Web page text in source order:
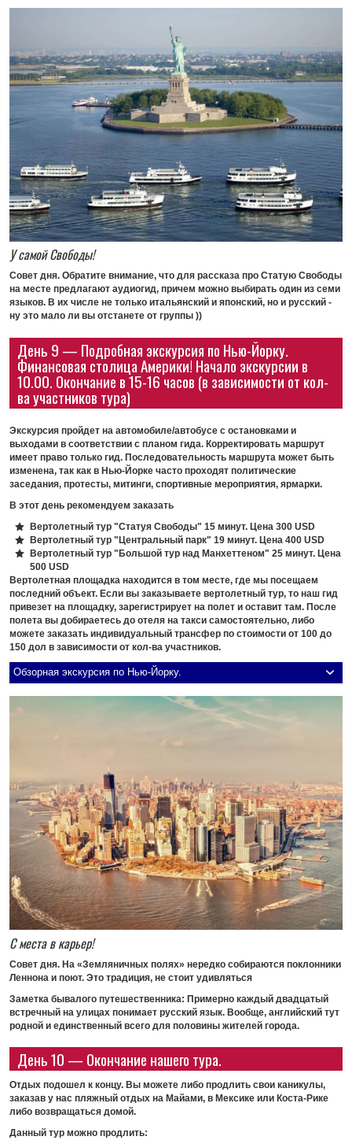
У самой Свободы!
Совет дня. Обратите внимание, что для рассказа про Статую Свободы
на месте предлагают аудиогид, причем можно выбирать один из семи
языков. В их числе не только итальянский и японский, но и русский -
ну это мало ли вы отстанете от группы ))
День 9 — Подробная экскурсия по Нью-Йорку.
Финансовая столица Америки! Начало экскурсии в
10.00. Окончание в 15-16 часов (в зависимости от кол-
ва участников тура)
Экскурсия пройдет на автомобиле/автобусе с остановками и
выходами в соответствии с планом гида. Корректировать маршрут
имеет право только гид. Последовательность маршрута может быть
изменена, так как в Нью-Йорке часто проходят политические
заседания, протесты, митинги, спортивные мероприятия, ярмарки.
В этот день рекомендуем заказать
Вертолетный тур "Статуя Свободы" 15 минут. Цена 300 USD
Вертолетный тур "Центральный парк" 19 минут. Цена 400 USD
Вертолетный тур "Большой тур над Манхеттеном" 25 минут. Цена
500 USD
Вертолетная площадка находится в том месте, где мы посещаем
последний объект. Если вы заказываете вертолетный тур, то наш гид
привезет на площадку, зарегистрирует на полет и оставит там. После
полета вы добираетесь до отеля на такси самостоятельно, либо
можете заказать индивидуальный трансфер по стоимости от 100 до
150 дол в зависимости от кол-ва участников.
Обзорная экскурсия по Нью-Йорку.
С места в карьер!
Совет дня. На «Земляничных полях» нередко собираются поклонники
Леннона и поют. Это традиция, не стоит удивляться
Заметка бывалого путешественника: Примерно каждый двадцатый
встречный на улицах понимает русский язык. Вообще, английский тут
родной и единственный всего для половины жителей города.
День 10 — Окончание нашего тура.
Отдых подошел к концу. Вы можете либо продлить свои каникулы,
заказав у нас пляжный отдых на Майами, в Мексике или Коста-Рике
либо возвращаться домой.
Данный тур можно продлить: